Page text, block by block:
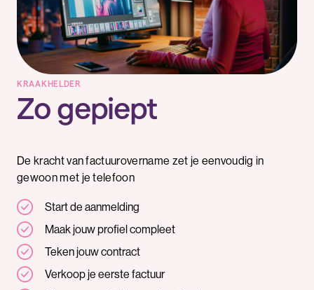
KRAAKHELDER
Zo gepiept
De kracht van factuurovername zet je eenvoudig in
gewoon met je telefoon
Start de aanmelding
Maak jouw profiel compleet
Teken jouw contract
Verkoop je eerste factuur